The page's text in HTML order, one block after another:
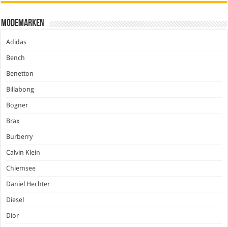
Modemarken
Adidas
Bench
Benetton
Billabong
Bogner
Brax
Burberry
Calvin Klein
Chiemsee
Daniel Hechter
Diesel
Dior